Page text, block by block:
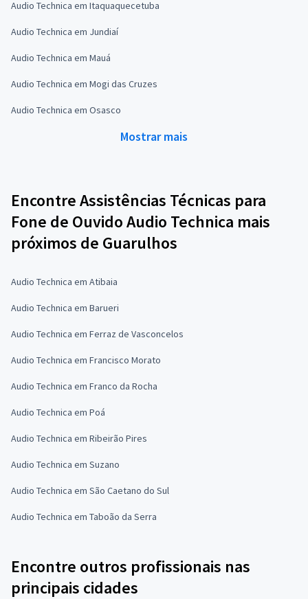
Audio Technica em Itaquaquecetuba
Audio Technica em Jundiaí
Audio Technica em Mauá
Audio Technica em Mogi das Cruzes
Audio Technica em Osasco
Mostrar mais
Encontre Assistências Técnicas para
Fone de Ouvido Audio Technica mais
próximos de Guarulhos
Audio Technica em Atibaia
Audio Technica em Barueri
Audio Technica em Ferraz de Vasconcelos
Audio Technica em Francisco Morato
Audio Technica em Franco da Rocha
Audio Technica em Poá
Audio Technica em Ribeirão Pires
Audio Technica em Suzano
Audio Technica em São Caetano do Sul
Audio Technica em Taboão da Serra
Encontre outros profissionais nas
principais cidades